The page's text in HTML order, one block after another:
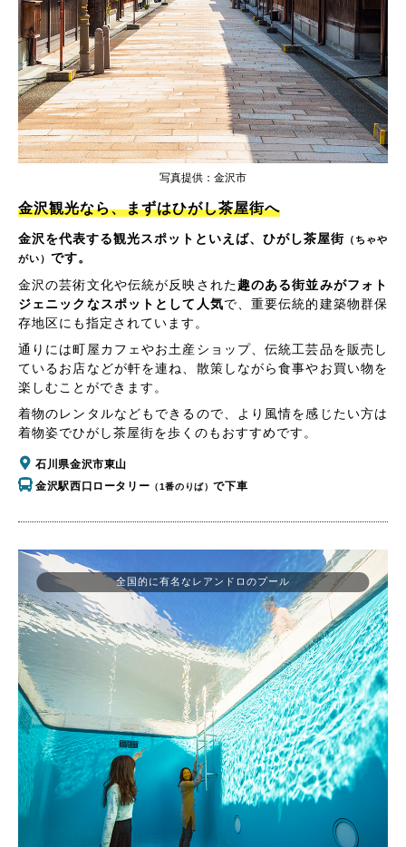
写真提供：金沢市
金沢観光なら、まずはひがし茶屋街へ
金沢を代表する観光スポットといえば、ひがし茶屋街 （ちゃや
がい） です。
金沢の芸術文化や伝統が反映された趣のある街並みがフォト
ジェニックなスポットとして人気で、重要伝統的建築物群保
存地区にも指定されています。
通りには町屋カフェやお土産ショップ、伝統工芸品を販売し
ているお店などが軒を連ね、散策しながら食事やお買い物を
楽しむことができます。
着物のレンタルなどもできるので、より風情を感じたい方は
着物姿でひがし茶屋街を歩くのもおすすめです。
石川県金沢市東山
金沢駅西口ロータリー （1番のりば）で下車
全国的に有名なレアンドロのプール